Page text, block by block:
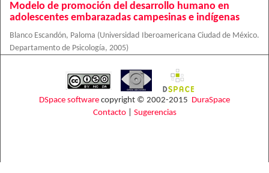
Modelo de promoción del desarrollo humano en
adolescentes embarazadas campesinas e indígenas
Blanco Escandón, Paloma (Universidad Iberoamericana Ciudad de México.
Departamento de Psicología, 2005)
DSpace software copyright © 2002-2015 DuraSpace
Contacto| Sugerencias